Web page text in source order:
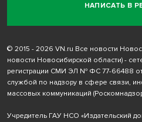
НАПИСАТЬ В
© 2015 - 2026 VN.ru Все новости
новости Новосибирской области) -
регистрации СМИ ЭЛ № ФС 77-66488
службой по надзору в сфере связи,
массовых коммуникаций
Учредитель ГАУ НСО «Издательский